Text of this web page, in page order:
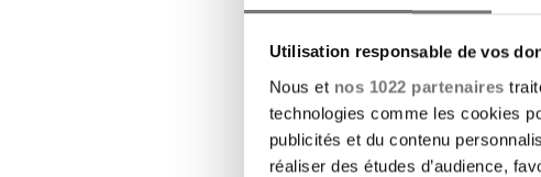
Utilisation responsable de vos
Nous et nos 1022 partenaires
technologies comme les cookies
publicités et du contenu
réaliser des études d’audience,